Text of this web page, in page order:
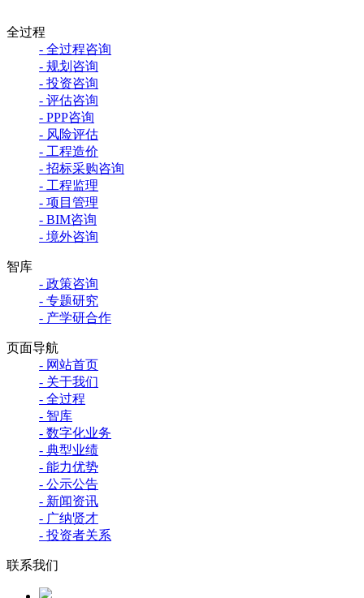
全过程
- 全过程咨询
- 规划咨询
- 投资咨询
- 评估咨询
- PPP咨询
- 风险评估
- 工程造价
- 招标采购咨询
- 工程监理
- 项目管理
- BIM咨询
- 境外咨询
智库
- 政策咨询
- 专题研究
- 产学研合作
页面导航
- 网站首页
- 关于我们
- 全过程
- 智库
- 数字化业务
- 典型业绩
- 能力优势
- 公示公告
- 新闻资讯
- 广纳贤才
- 投资者关系
联系我们